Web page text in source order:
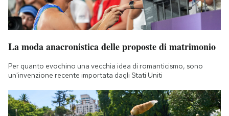
La moda anacronistica delle proposte di matrimonio
Per quanto evochino una vecchia idea di romanticismo, sono
un'invenzione recente importata dagli Stati Uniti